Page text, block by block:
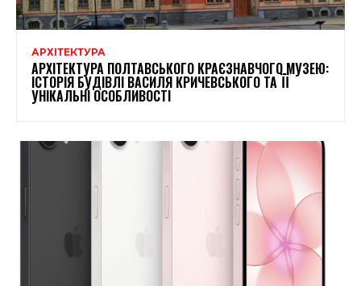
АРХІТЕКТУРА
АРХІТЕКТУРА ПОЛТАВСЬКОГО КРАЄЗНАВЧОГО МУЗЕЮ:
ІСТОРІЯ БУДІВЛІ ВАСИЛЯ КРИЧЕВСЬКОГО ТА ЇЇ
УНІКАЛЬНІ ОСОБЛИВОСТІ